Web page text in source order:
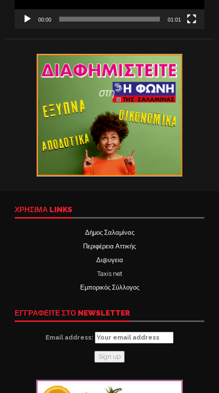
00:00 01:01
ΧΡΉΣΙΜΑ LINKS
Δήμος Σαλαμίνας
Περιφέρεια Αττικής
Δι@υγεια
Taxis net
Εμπορικός Σύλλογος
ΕΓΓΡΑΦΕΙΤΕ ΣΤΟ NEWSLETTER
Email address: